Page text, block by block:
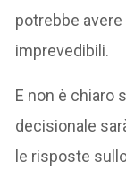
potrebbe
imprevedibili.
E non è chiaro
decisionale
le risposte